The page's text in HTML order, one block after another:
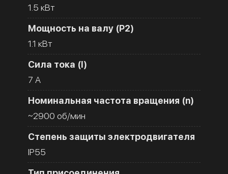
1.5 кВт
Мощность на валу (Р2)
1.1 кВт
Сила тока (I)
7 A
Номинальная частота вращения (n)
~2900 об/мин
Степень защиты электродвигателя
IP55